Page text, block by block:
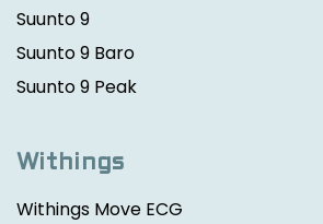
Suunto 9
Suunto 9 Baro
Suunto 9 Peak
Withings
Withings Move ECG